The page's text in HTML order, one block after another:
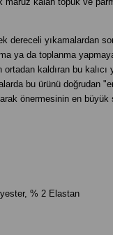
dereceli yıkamalardan
ya da toplanma
kaldıran bu
bu ürünü doğrudan
önermesinin en büyük
% 2 Elastan